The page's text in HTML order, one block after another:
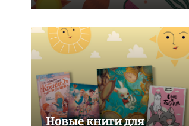
Новые книги для